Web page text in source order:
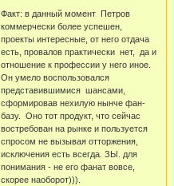
Факт: в данный момент Петров
коммерчески более успешен,
проекты интересные, от него отдача
есть, провалов практически нет, да и
отношение к профессии у него иное.
Он умело воспользовался
представившимися шансами,
сформировав нехилую нынче фан-
базу. Оно тот продукт, что сейчас
востребован на рынке и пользуется
спросом не вызывая отторжения,
исключения есть всегда. ЗЫ. для
понимания - не его фанат вовсе,
скорее наоборот))).